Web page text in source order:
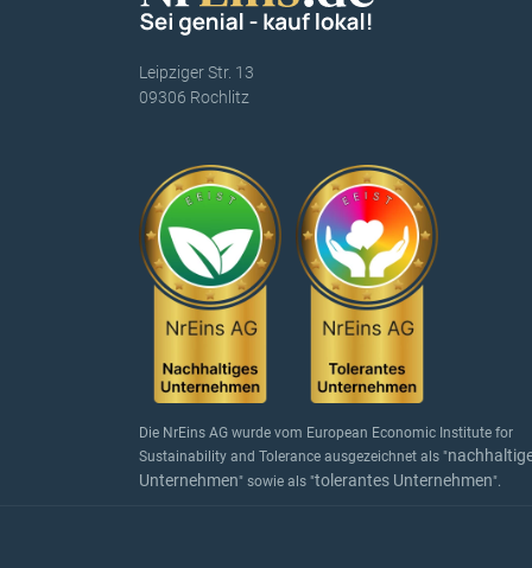
Leipziger Str. 13
09306 Rochlitz
Die NrEins AG wurde vom European Economic Institute for
Sustainability and Tolerance ausgezeichnet als "
Unternehmen" sowie als "tolerantes Unternehmen".